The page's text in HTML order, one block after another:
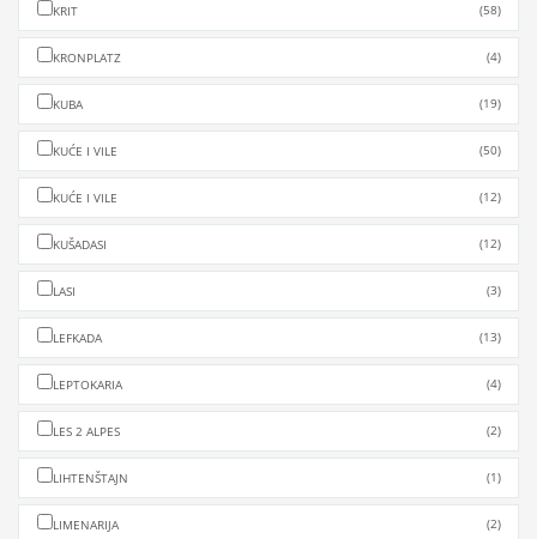
KRIT (58)
KRONPLATZ (4)
KUBA (19)
KUĆE I VILE (50)
KUĆE I VILE (12)
KUŠADASI (12)
LASI (3)
LEFKADA (13)
LEPTOKARIA (4)
LES 2 ALPES (2)
LIHTENŠTAJN (1)
LIMENARIJA (2)